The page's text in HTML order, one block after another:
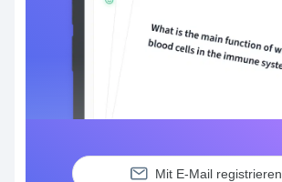
Mit E-Mail registrieren